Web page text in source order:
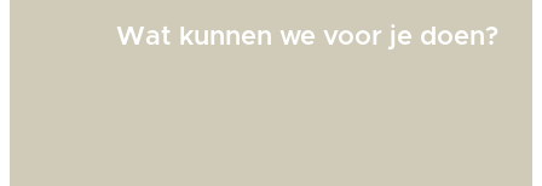
Wat kunnen we voor je doen?